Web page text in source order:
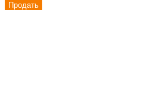
Продать